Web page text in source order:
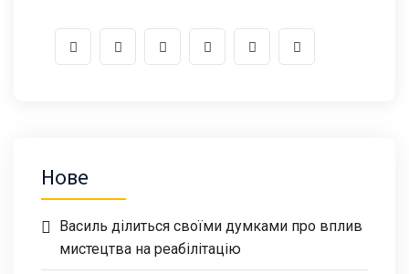
Нове
Василь ділиться своїми думками про вплив
мистецтва на реабілітацію